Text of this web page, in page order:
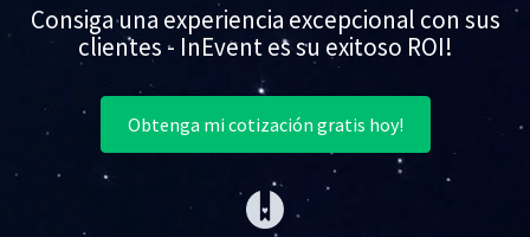
Consiga una experiencia excepcional con sus
clientes - InEvent es su exitoso ROI!
Obtenga mi cotización gratis hoy!
(opens in a new tab)